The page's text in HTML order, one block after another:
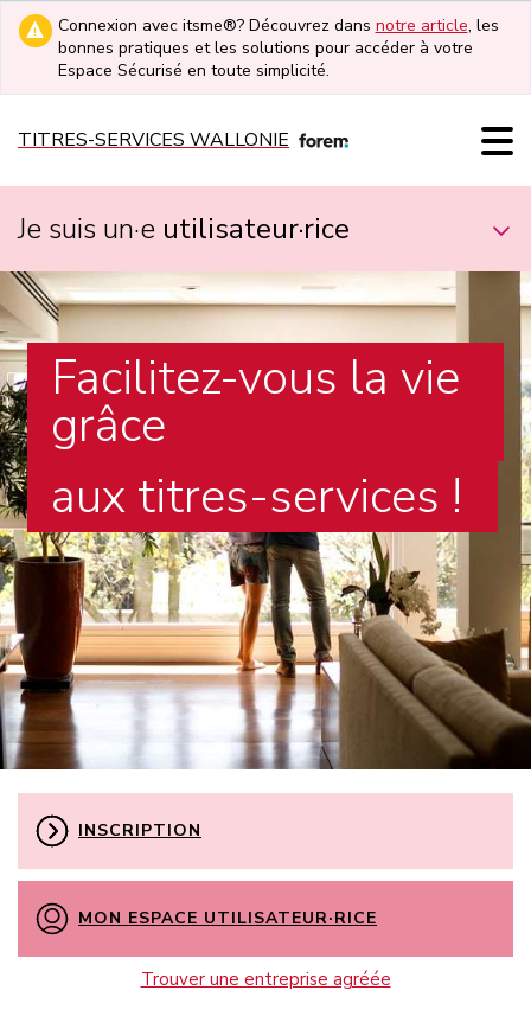
Connexion avec itsme®? Découvrez dans notre article, les
bonnes pratiques et les solutions pour accéder à votre
Espace Sécurisé en toute simplicité.
Je suis un·e utilisateur·rice
TITRES-SERVICES WALLONIE
Facilitez-vous la vie
grâce
aux titres-services !
INSCRIPTION
MON ESPACE UTILISATEUR·RICE
Trouver une entreprise agréée